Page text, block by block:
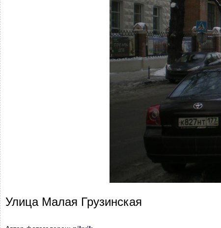
Улица Малая Грузинская